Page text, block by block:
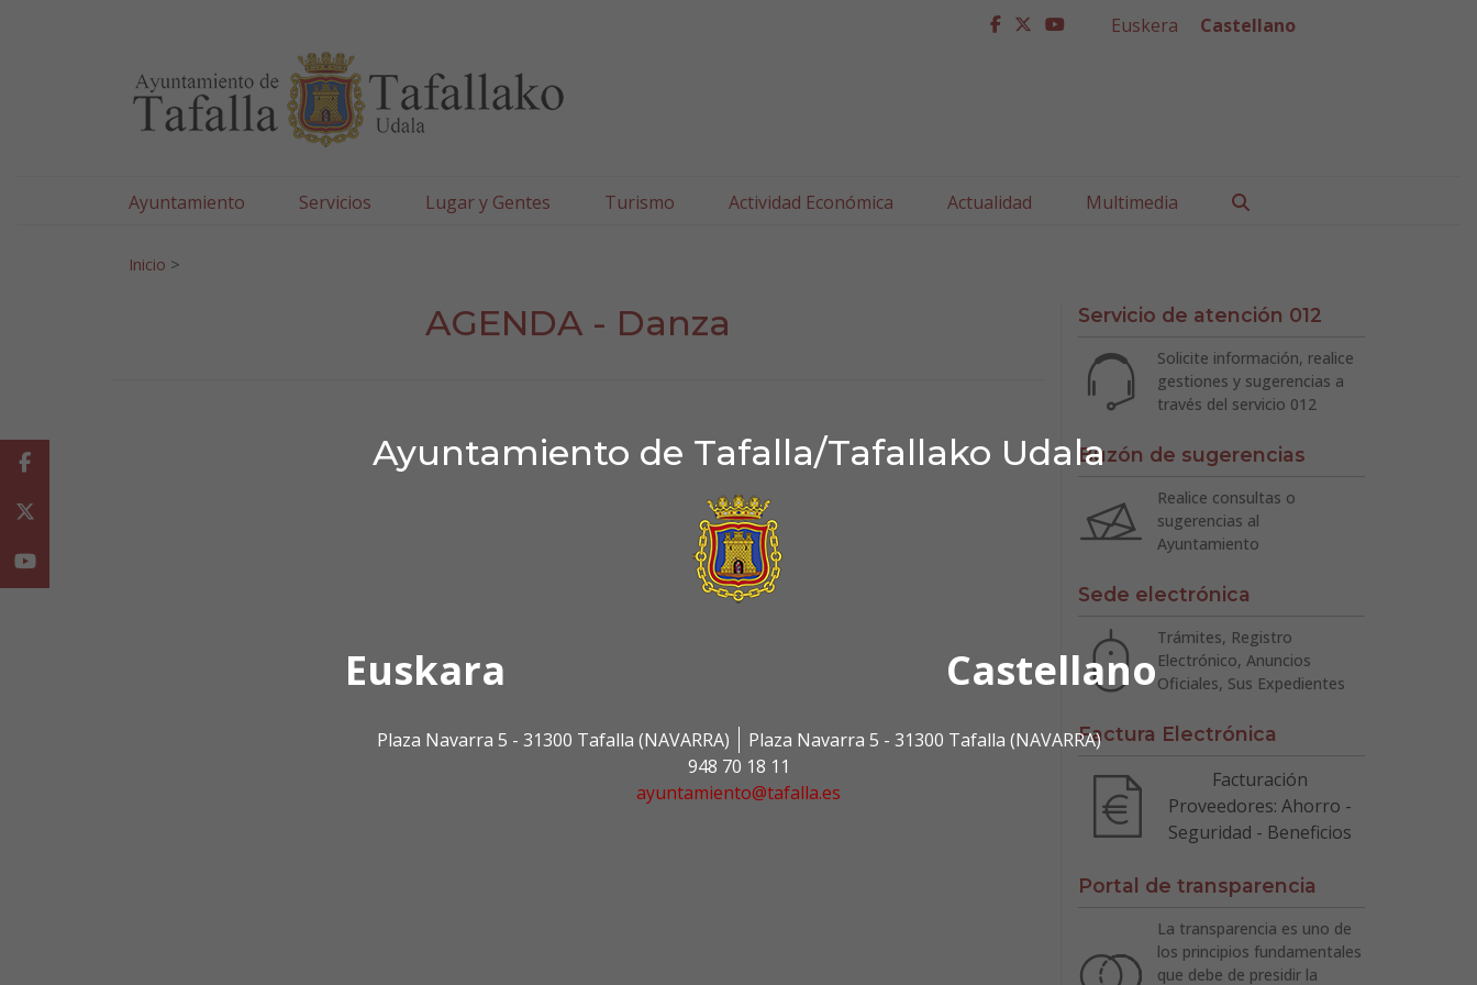
Ayuntamiento de Tafalla/Tafallako Udala
Euskara Castellano
Plaza Navarra 5 - 31300 Tafalla (NAVARRA)
Plaza Navarra 5 - 31300 Tafalla (NAVARRA)
948 70 18 11
ayuntamiento@tafalla.es
facebook
twitter
youtube
Euskera Castellano
Ayuntamiento Servicios Lugar y Gentes Turismo Actividad Económica Actualidad Multimedia
Inicio >
AGENDA - Danza Servicio de atención 012
Solicite información, realice
gestiones y sugerencias a
través del servicio 012
Buzón de sugerencias
Realice consultas o
sugerencias al
Ayuntamiento
Sede electrónica
Trámites, Registro
Electrónico, Anuncios
Oficiales, Sus Expedientes
Factura Electrónica
Facturación
Proveedores: Ahorro -
Seguridad - Beneficios
Portal de transparencia
La transparencia es uno de
los principios fundamentales
que debe de presidir la
Facebook
Youtube